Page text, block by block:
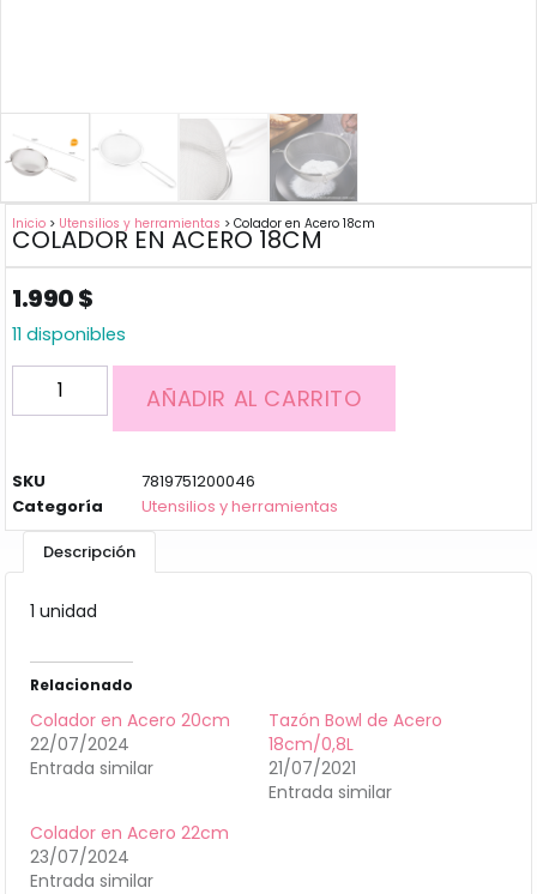
Inicio > Utensilios y herramientas > Colador en Acero 18cm
COLADOR EN ACERO 18CM
1.990$
11 disponibles
AÑADIR AL CARRITO
SKU
7819751200046
Categoría
Utensilios y herramientas
Descripción
1 unidad
Relacionado
Colador en Acero 20cm
22/07/2024
Entrada similar
Tazón Bowl de Acero
18cm/0,8L
21/07/2021
Entrada similar
Colador en Acero 22cm
23/07/2024
Entrada similar